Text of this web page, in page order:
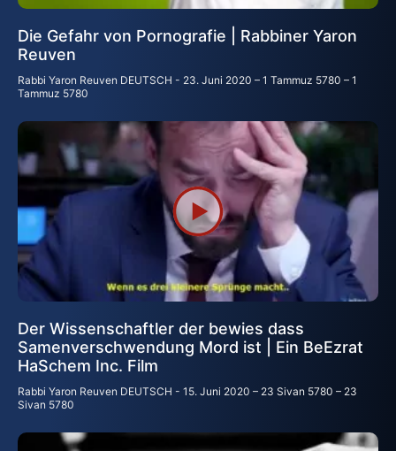
Die Gefahr von Pornografie | Rabbiner Yaron
Reuven
Rabbi Yaron Reuven DEUTSCH
23. Juni 2020 – 1 Tammuz 5780 – 1
Tammuz 5780
Der Wissenschaftler der bewies dass
Samenverschwendung Mord ist | Ein BeEzrat
HaSchem Inc. Film
Rabbi Yaron Reuven DEUTSCH
15. Juni 2020 – 23 Sivan 5780 – 23
Sivan 5780